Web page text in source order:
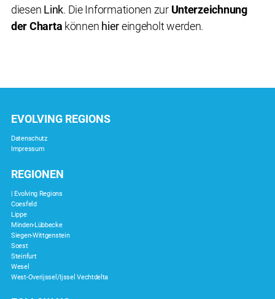
diesen Link. Die Informationen zur Unterzeichnung
der Charta können hiereingeholt werden.
EVOLVING REGIONS
Datenschutz
Impressum
REGIONEN
| Evolving Regions
Coesfeld
Lippe
Minden-Lübbecke
Siegen-Wittgenstein
Soest
Steinfurt
Wesel
West-Overijssel/Ijssel Vechtdelta